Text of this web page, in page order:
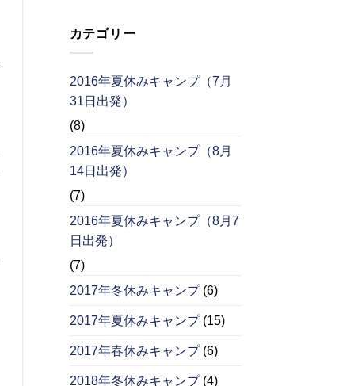
カテゴリー
2016年夏休みキャンプ（7月
31日出発）
(8)
2016年夏休みキャンプ（8月
14日出発）
(7)
2016年夏休みキャンプ（8月7
日出発）
(7)
2017年冬休みキャンプ(6)
2017年夏休みキャンプ(15)
2017年春休みキャンプ(6)
2018年冬休みキャンプ(4)